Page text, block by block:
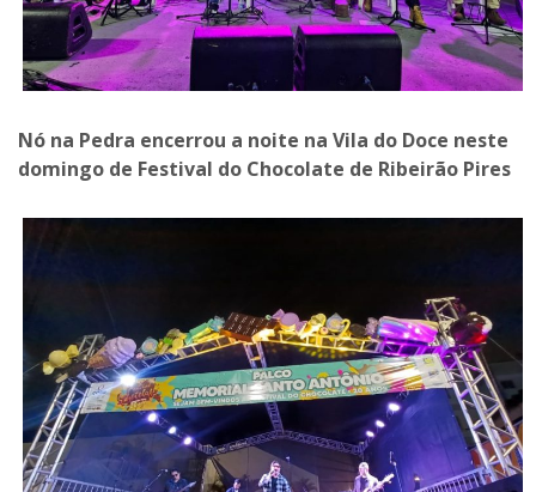
Nó na Pedra encerrou a noite na Vila do Doce neste
domingo de Festival do Chocolate de Ribeirão Pires